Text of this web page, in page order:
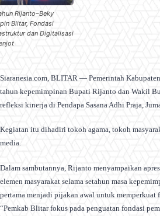
Rijanto–Beky
Blitar, Fondasi
dan Digitalisasi
Siaranesia.com, BLITAR — Pemerintah
tahun kepemimpinan Bupati Rijanto dan Wakil
refleksi kinerja di Pendapa Sasana Adhi Praja,
Kegiatan itu dihadiri tokoh agama, tokoh
media.
Dalam sambutannya, Rijanto menyampaikan
elemen masyarakat selama setahun masa
pertama menjadi pijakan awal untuk memperkuat
“Pemkab Blitar fokus pada penguatan fondasi